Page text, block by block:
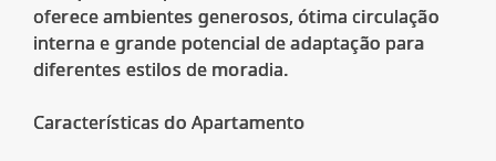
oferece ambientes generosos, ótima circulação
interna e grande potencial de adaptação para
diferentes estilos de moradia.
Características do Apartamento